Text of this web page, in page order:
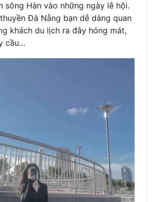
sông Hàn vào những ngày lễ hội.
Đà Nẵng bạn dễ dàng quan
khách du lịch ra đây hóng mát,
cầu…